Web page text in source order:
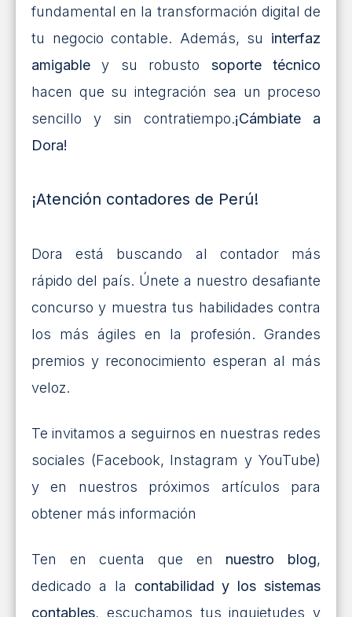
fundamental en la transformación digital de
tu negocio contable. Además, su interfaz
amigable y su robusto soporte técnico
hacen que su integración sea un proceso
sencillo y sin contratiempo.¡Cámbiate a
Dora!
¡Atención contadores de Perú!
Dora está buscando al contador más
rápido del país. Únete a nuestro desafiante
concurso y muestra tus habilidades contra
los más ágiles en la profesión. Grandes
premios y reconocimiento esperan al más
veloz.
Te invitamos a seguirnos en nuestras redes
sociales (Facebook, Instagram y YouTube)
y en nuestros próximos artículos para
obtener más información
Ten en cuenta que en nuestro blog,
dedicado a la contabilidad y los sistemas
contables, escuchamos tus inquietudes y